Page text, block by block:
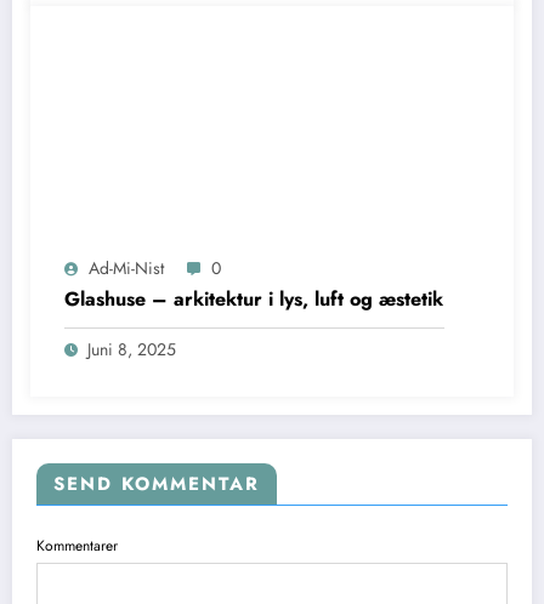
Ad-Mi-Nist 0
Glashuse – arkitektur i lys, luft og æstetik
Juni 8, 2025
SEND KOMMENTAR
Kommentarer